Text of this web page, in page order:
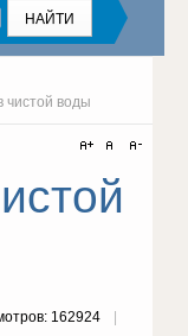
чистой воды
162924